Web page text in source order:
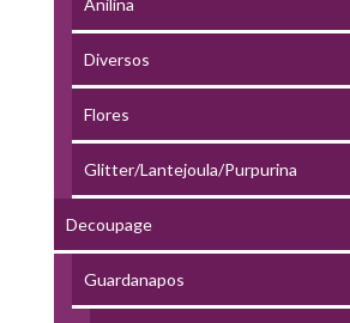
Anilina
Diversos
Flores
Glitter/Lantejoula/Purpurina
Decoupage
Guardanapos